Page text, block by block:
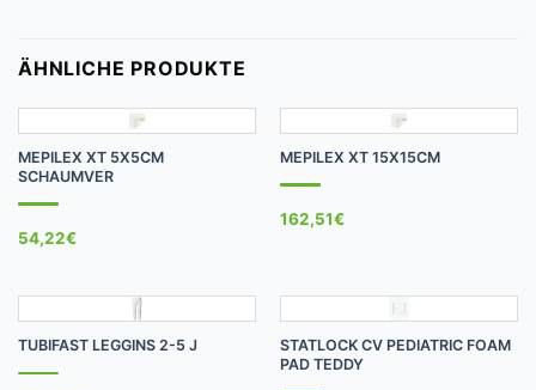
ÄHNLICHE PRODUKTE
MEPILEX XT 5X5CM
SCHAUMVER
54,22€
MEPILEX XT 15X15CM
162,51€
TUBIFAST LEGGINS 2-5 J
STATLOCK CV PEDIATRIC FOAM
PAD TEDDY